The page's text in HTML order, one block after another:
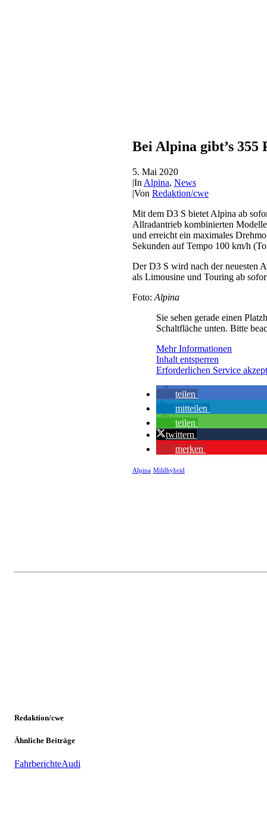
Bei Alpina gibt’s
5. Mai 2020
|In Alpina, News
|Von Redaktion/cwe
Mit dem D3 S bietet Alpina ab
Allradantrieb kombinierten
und erreicht ein maximales
Sekunden auf Tempo 100 km/h
Der D3 S wird nach der neuesten
als Limousine und Touring ab
Foto: Alpina
Sie sehen gerade einen
Schaltfläche unten. Bitte
Mehr Informationen
Inhalt entsperren
Erforderlichen Service
teilen
mitteilen
teilen
twittern
merken
Alpina Mildhybrid
Redaktion/cwe
Ähnliche Beiträge
FahrberichteAudi